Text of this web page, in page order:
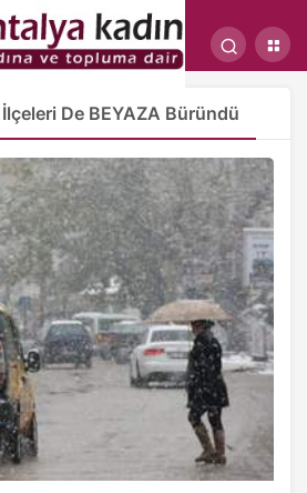
İlçeleri De BEYAZA Büründü